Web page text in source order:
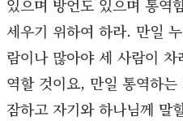
있으며 방언도 있으며 통역
세우기 위하여 하라. 만일
람이나 많아야 세 사람이
역할 것이요, 만일 통역하
잠하고 자기와 하나님께 말